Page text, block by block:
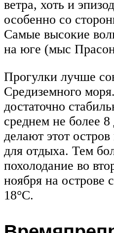
ветра, хоть и
особенно со
Самые высокие
на юге (мыс
Прогулки лучше
Средиземного
достаточно
среднем не более
делают этот
для отдыха. Тем
похолодание во
ноября на острове
18°С.